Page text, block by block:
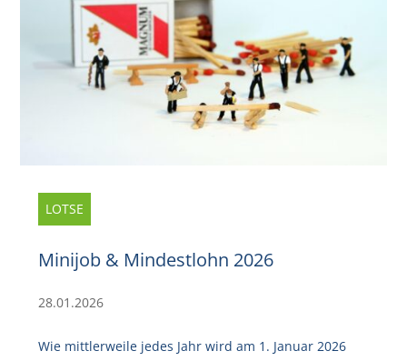
LOTSE
Minijob & Mindestlohn 2026
28.01.2026
Wie mittlerweile jedes Jahr wird am 1. Januar 2026